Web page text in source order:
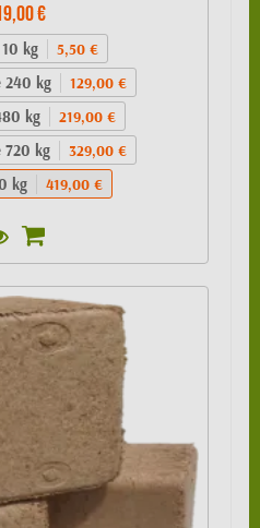
€
kg 5,50 €
kg 129,00 €
kg 219,00 €
kg 329,00 €
kg 419,00 €